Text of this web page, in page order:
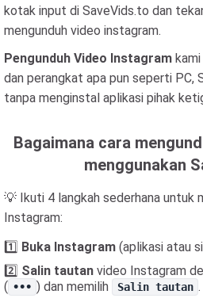
kotak input di SaveVids.to dan
mengunduh video instagram.
Pengunduh Video Instagram
dan perangkat apa pun seperti PC,
tanpa menginstal aplikasi pihak
Bagaimana cara
menggunakan
💡 Ikuti 4 langkah sederhana untuk
Instagram:
1️⃣ Buka Instagram (aplikasi atau
2️⃣ Salin tautan video Instagram
( ••• ) dan memilih Salin tautan .